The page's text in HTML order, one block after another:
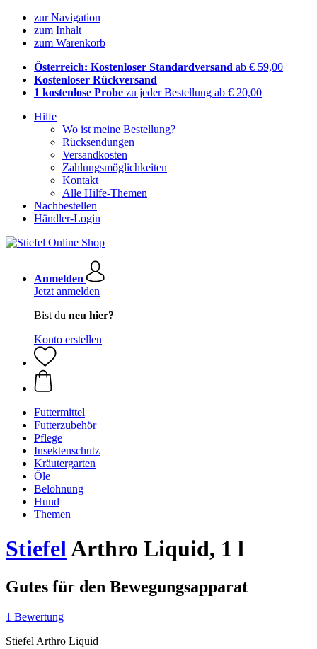
zur Navigation
zum Inhalt
zum Warenkorb
Österreich: Kostenloser Standardversand ab € 59,00
Kostenloser Rückversand
1 kostenlose Probe zu jeder Bestellung ab € 20,00
Hilfe
Wo ist meine Bestellung?
Rücksendungen
Versandkosten
Zahlungsmöglichkeiten
Kontakt
Alle Hilfe-Themen
Nachbestellen
Händler-Login
Anmelden
Jetzt anmelden
Bist du neu hier?
Konto erstellen
Futtermittel
Futterzubehör
Pflege
Insektenschutz
Kräutergarten
Öle
Belohnung
Hund
Themen
StiefelArthro Liquid, 1 l
Gutes für den Bewegungsapparat
1 Bewertung
Stiefel Arthro Liquid